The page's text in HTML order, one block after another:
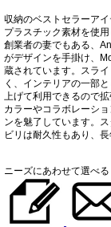
収納のベストセラーア
プラスチック素材を使
創業者の妻でもある、
がデザインを手掛け、
蔵されています。スラ
く、インテリアの一部
上げて利用できるので
カラーやコラボレーシ
ンを魅了しています。
ビリは耐久性もあり、
ニーズにあわせて選べ